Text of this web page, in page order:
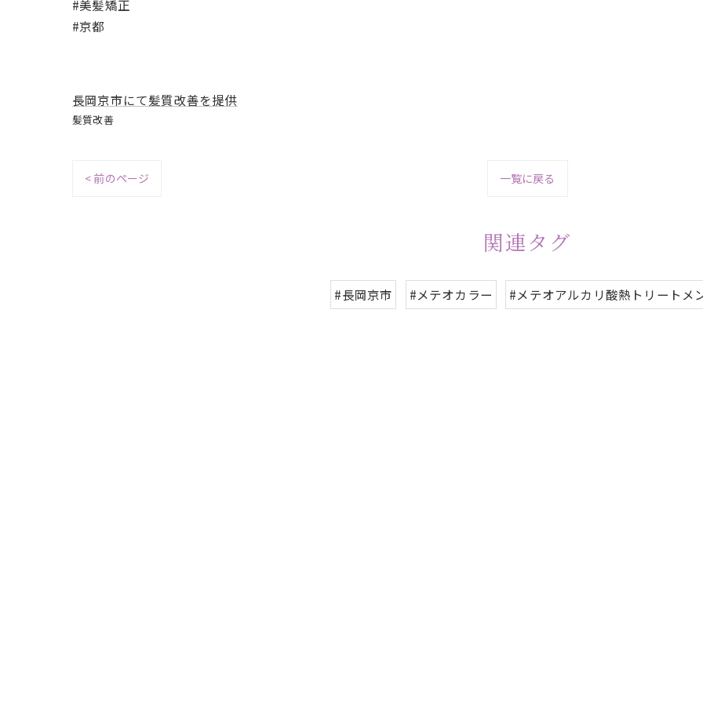
#美髪矯正
#京都
長岡京市にて髪質改善を提供
髪質改善
< 前のページ 一覧に戻る
関連タグ
#長岡京市 #メテオカラー #メテオアルカリ酸熱トリートメ